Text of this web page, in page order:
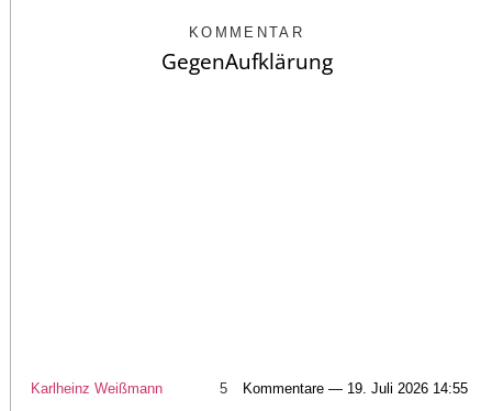
KOMMENTAR
GegenAufklärung
Karlheinz Weißmann 5 Kommentare — 19. Juli 2026 14:55